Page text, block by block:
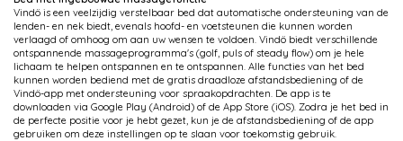
Vindö is een veelzijdig verstelbaar bed dat automatische ondersteuning van de
lenden- en nek biedt, evenals hoofd- en voetsteunen die kunnen worden
verlaagd of omhoog om aan uw wensen te voldoen. Vindö biedt verschillende
ontspannende massageprogramma's (golf, puls of steady flow) om je hele
lichaam te helpen ontspannen en te ontspannen. Alle functies van het bed
kunnen worden bediend met de gratis draadloze afstandsbediening of de
Vindö-app met ondersteuning voor spraakopdrachten. De app is te
downloaden via Google Play (Android) of de App Store (iOS). Zodra je het bed in
de perfecte positie voor je hebt gezet, kun je de afstandsbediening of de app
gebruiken om deze instellingen op te slaan voor toekomstig gebruik.